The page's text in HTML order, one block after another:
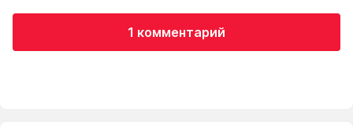
1 комментарий